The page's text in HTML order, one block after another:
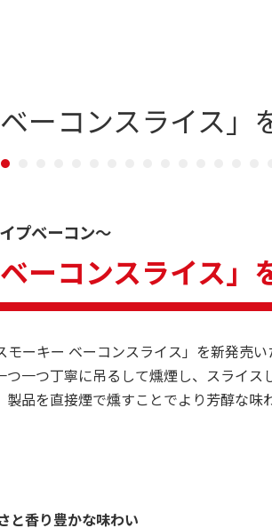
ベーコンスライス」
プベーコン～
ベーコンスライス」
ーキー ベーコンスライス」を新発売い
一つ丁寧に吊るして燻煙し、スライス
品を直接煙で燻すことでより芳醇な
と香り豊かな味わい